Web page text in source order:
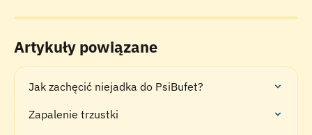
Artykuły powiązane
Jak zachęcić niejadka do PsiBufet?
Zapalenie trzustki